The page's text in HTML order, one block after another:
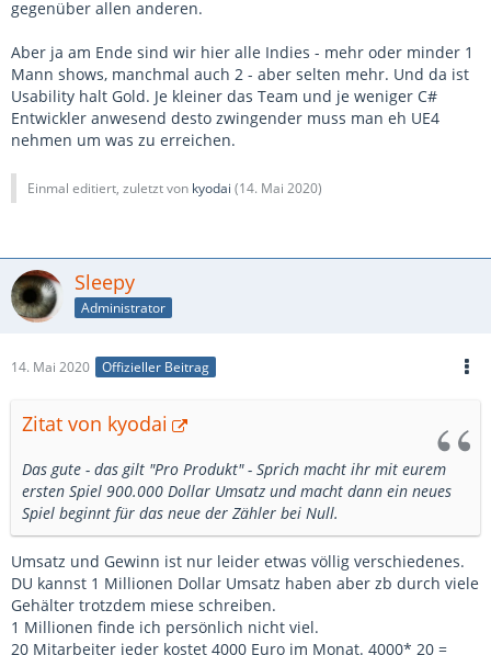
gegenüber allen anderen.
Aber ja am Ende sind wir hier alle Indies - mehr oder minder 1
Mann shows, manchmal auch 2 - aber selten mehr. Und da ist
Usability halt Gold. Je kleiner das Team und je weniger C#
Entwickler anwesend desto zwingender muss man eh UE4
nehmen um was zu erreichen.
Einmal editiert, zuletzt von kyodai (14. Mai 2020)
Sleepy
Administrator
14. Mai 2020 Offizieller Beitrag
Zitat von kyodai
Das gute - das gilt "Pro Produkt" - Sprich macht ihr mit eurem
ersten Spiel 900.000 Dollar Umsatz und macht dann ein neues
Spiel beginnt für das neue der Zähler bei Null.
Umsatz und Gewinn ist nur leider etwas völlig verschiedenes.
DU kannst 1 Millionen Dollar Umsatz haben aber zb durch viele
Gehälter trotzdem miese schreiben.
1 Millionen finde ich persönlich nicht viel.
20 Mitarbeiter jeder kostet 4000 Euro im Monat. 4000* 20 =